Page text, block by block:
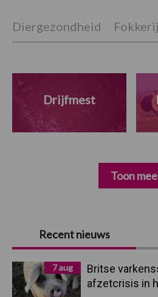
Primaire
Sidebar
Recent nieuws
7 aug
Britse
afzetcrisis in
Diergezondheid Fokkerij
Drijfmest
Toon